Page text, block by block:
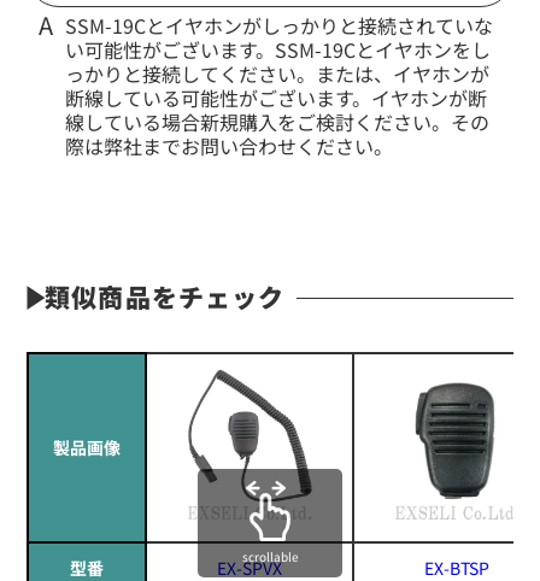
SSM-19Cとイヤホンがしっかりと接続されていな
い可能性がございます。SSM-19Cとイヤホンをし
っかりと接続してください。または、イヤホンが
断線している可能性がございます。イヤホンが断
線している場合新規購入をご検討ください。その
際は弊社までお問い合わせください。
類似商品をチェック
製品画像
型番 EX-SPVX EX-BTSP
scrollable